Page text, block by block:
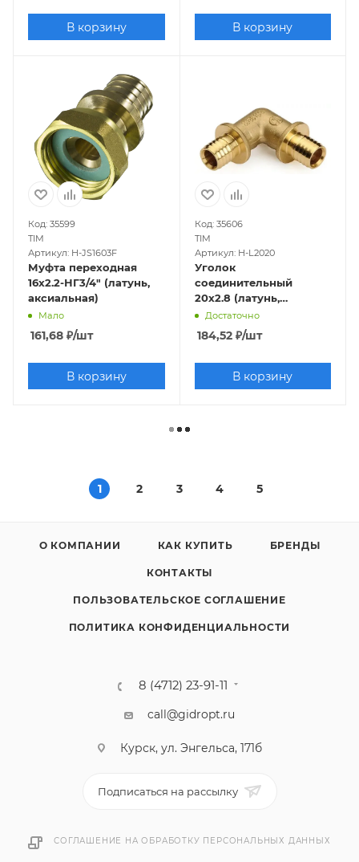
В корзину В корзину
Код: 35599
TIM
Артикул: H-JS1603F
Муфта переходная
16х2.2-НГ3/4" (латунь,
аксиальная)
Мало
161,68 ₽/шт
В корзину
Код: 35606
TIM
Артикул: H-L2020
Уголок
соединительный
20х2.8 (латунь,
аксиальный)
Достаточно
184,52₽/шт
В корзину
1 2 3 4 5
О КОМПАНИИ КАК КУПИТЬ БРЕНДЫ
КОНТАКТЫ
ПОЛЬЗОВАТЕЛЬСКОЕ СОГЛАШЕНИЕ
ПОЛИТИКА КОНФИДЕНЦИАЛЬНОСТИ
8 (4712) 23-91-11
call@gidropt.ru
Курск, ул. Энгельса, 171б
Подписаться на рассылку
СОГЛАШЕНИЕ НА ОБРАБОТКУ ПЕРСОНАЛЬНЫХ ДАННЫХ